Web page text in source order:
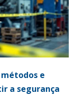
e
a segurança